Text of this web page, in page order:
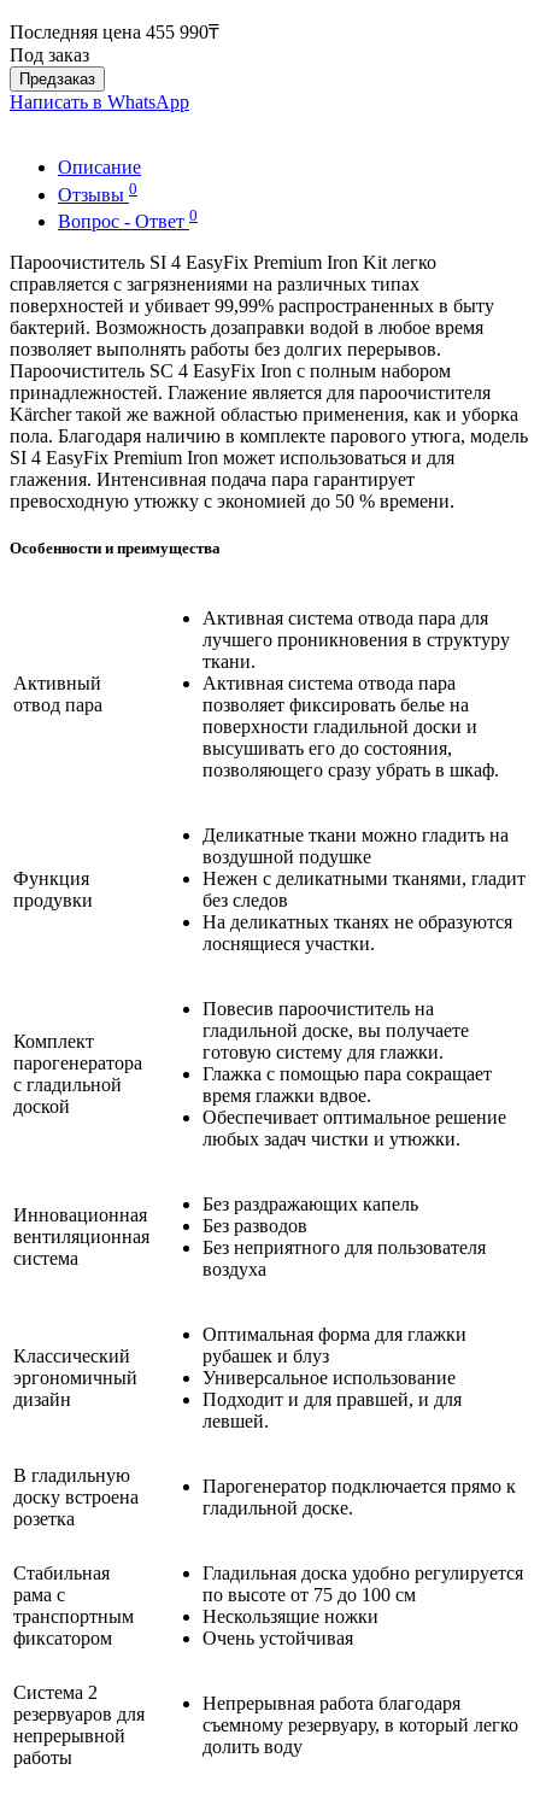
Последняя цена 455 990₸
Под заказ
Предзаказ
Написать в WhatsApp
Описание
Отзывы 0
Вопрос - Ответ 0
Пароочиститель SI 4 EasyFix Premium Iron Kit легко
справляется с загрязнениями на различных типах
поверхностей и убивает 99,99% распространенных в быту
бактерий. Возможность дозаправки водой в любое время
позволяет выполнять работы без долгих перерывов.
Пароочиститель SC 4 EasyFix Iron с полным набором
принадлежностей. Глажение является для пароочистителя
Kärcher такой же важной областью применения, как и уборка
пола. Благодаря наличию в комплекте парового утюга, модель
SI 4 EasyFix Premium Iron может использоваться и для
глажения. Интенсивная подача пара гарантирует
превосходную утюжку с экономией до 50 % времени.
Особенности и преимущества
Активный
отвод пара
Активная система отвода пара для
лучшего проникновения в структуру
ткани.
Активная система отвода пара
позволяет фиксировать белье на
поверхности гладильной доски и
высушивать его до состояния,
позволяющего сразу убрать в шкаф.
Функция
продувки
Деликатные ткани можно гладить на
воздушной подушке
Нежен с деликатными тканями, гладит
без следов
На деликатных тканях не образуются
лоснящиеся участки.
Комплект
парогенератора
с гладильной
доской
Повесив пароочиститель на
гладильной доске, вы получаете
готовую систему для глажки.
Глажка с помощью пара сокращает
время глажки вдвое.
Обеспечивает оптимальное решение
любых задач чистки и утюжки.
Инновационная
вентиляционная
система
Без раздражающих капель
Без разводов
Без неприятного для пользователя
воздуха
Классический
эргономичный
дизайн
Оптимальная форма для глажки
рубашек и блуз
Универсальное использование
Подходит и для правшей, и для
левшей.
В гладильную
доску встроена
розетка
Парогенератор подключается прямо к
гладильной доске.
Стабильная
рама с
транспортным
фиксатором
Гладильная доска удобно регулируется
по высоте от 75 до 100 см
Нескользящие ножки
Очень устойчивая
Система 2
резервуаров для
непрерывной
работы
Непрерывная работа благодаря
съемному резервуару, в который легко
долить воду